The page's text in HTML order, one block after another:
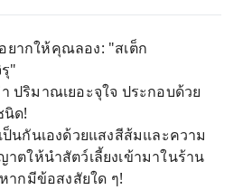
ยากให้คุณลอง: "สเต็ก
"
ปริมาณเยอะจุใจ ประกอบด้วย
นิด!
ป็นกันเองด้วยแสงสีส้มและความ
ตให้นำสัตว์เลี้ยงเข้ามาในร้าน
ากมีข้อสงสัยใด ๆ!